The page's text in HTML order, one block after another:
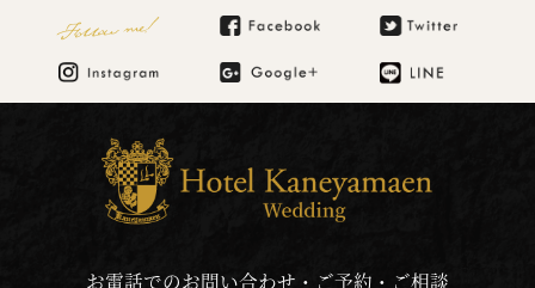
Follow me!
お電話でのお問い合わせ・ご予約・ご相談